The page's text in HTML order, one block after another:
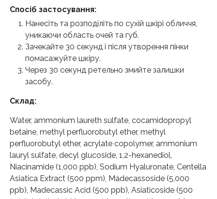
Спосіб застосування:
Нанесіть та розподіліть по сухій шкірі обличчя,
уникаючи область очей та губ.
Зачекайте 30 секунд і після утворення пінки
помасажуйте шкіру.
Через 30 секунд ретельно змийте залишки
засобу.
Склад:
Water, ammonium laureth sulfate, cocamidopropyl
betaine, methyl perfluorobutyl ether, methyl
perfluorobutyl ether, acrylate copolymer, ammonium
lauryl sulfate, decyl glucoside, 1,2-hexanediol,
Niacinamide (1,000 ppb), Sodium Hyaluronate, Centella
Asiatica Extract (500 ppm), Madecassoside (5,000
ppb), Madecassic Acid (500 ppb), Asiaticoside (500